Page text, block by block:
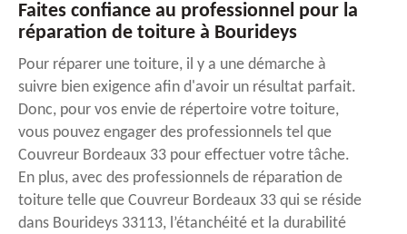
Faites confiance au professionnel pour la
réparation de toiture à Bourideys
Pour réparer une toiture, il y a une démarche à
suivre bien exigence afin d'avoir un résultat parfait.
Donc, pour vos envie de répertoire votre toiture,
vous pouvez engager des professionnels tel que
Couvreur Bordeaux 33 pour effectuer votre tâche.
En plus, avec des professionnels de réparation de
toiture telle que Couvreur Bordeaux 33 qui se réside
dans Bourideys 33113, l’étanchéité et la durabilité